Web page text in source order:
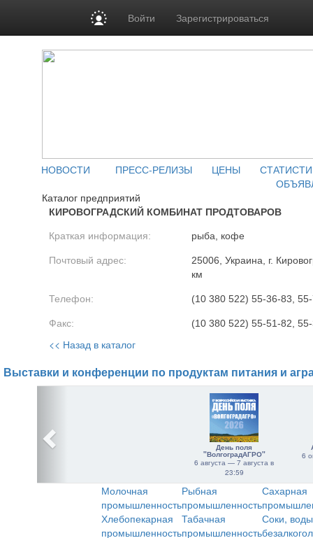
Войти Зарегистрироваться
НОВОСТИ ПРЕСС-РЕЛИЗЫ ЦЕНЫ
Каталог предприятий
КИРОВОГРАДСКИЙ КОМБИНАТ ПРОДТОВАРОВ
Краткая информация: рыба, кофе
Почтовый адрес:
25006, Украина, г.
км
Телефон: (10 380 522) 55-36-83,
Факс: (10 380 522) 55-51-82,
<< Назад в каталог
Выставки и конференции по продуктам питания и
День поля
"ВолгоградАГРО"
6 августа — 7 августа в
23:59
6
Молочная
промышленность
Рыбная
промышленность
Сахарная
Хлебопекарная
промышленность
Табачная
промышленность
Соки,